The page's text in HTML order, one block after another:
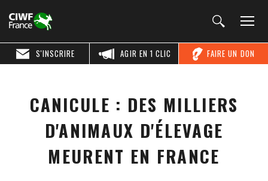
FAIRE UN DON
AGIR EN 1 CLIC
S'INSCRIRE
CANICULE : DES MILLIERS
D'ANIMAUX D'ÉLEVAGE
MEURENT EN FRANCE